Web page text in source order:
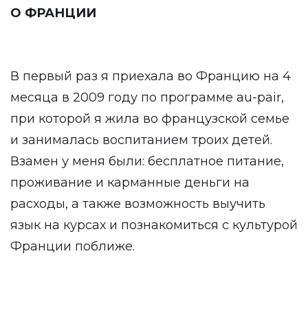
О ФРАНЦИИ
В первый раз я приехала во Францию на 4
месяца в 2009 году по программе au-pair,
при которой я жила во французской семье
и занималась воспитанием троих детей.
Взамен у меня были: бесплатное питание,
проживание и карманные деньги на
расходы, а также возможность выучить
язык на курсах и познакомиться с культурой
Франции поближе.